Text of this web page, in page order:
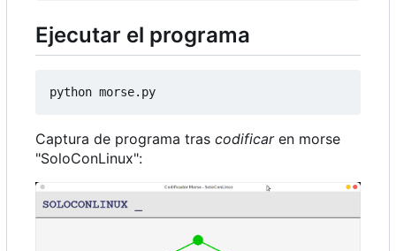
Ejecutar el programa
Captura de programa tras codificaren morse
"SoloConLinux":